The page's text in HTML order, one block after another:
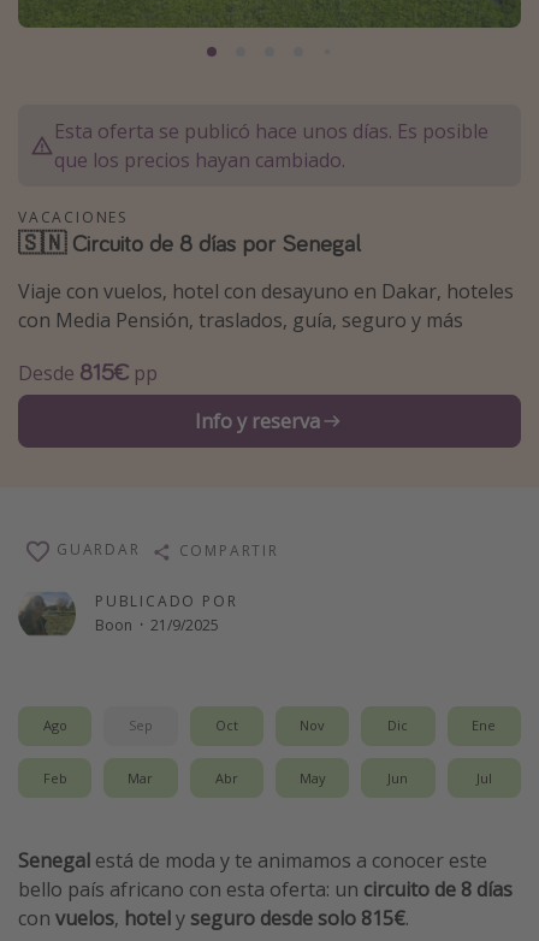
Marruecos
Tailandia
Albania
Inspiración para viajes
Glamping
Viajar sola como mujer
Vacaciones de Playa
Viajes para singles
Más temas
Trabajar en el extranjero
Cruceros por el Mediterráneo
Guía de equipaje de mano
Parques de atracciones
Esta oferta se publicó hace unos días. Es posible
que los precios hayan cambiado.
VACACIONES
🇸🇳 Circuito de 8 días por Senegal
Viaje con vuelos, hotel con desayuno en Dakar, hoteles
con Media Pensión, traslados, guía, seguro y más
Desde 815€ pp
Info y reserva
PUBLICADO POR
Boon · 21/9/2025
GUARDAR COMPARTIR
Ago Sep Oct Nov Dic Ene
Feb Mar Abr May Jun Jul
Senegal está de moda y te animamos a conocer este
bello país africano con esta oferta: un circuito de 8 días
con vuelos, hotely seguro desde solo 815€.